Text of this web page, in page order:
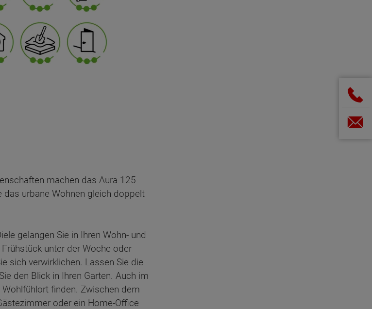
machen das Aura 125
urbane Wohnen gleich doppelt
gelangen Sie in Ihren Wohn- und
unter der Woche oder
sich verwirklichen. Lassen Sie die
den Blick in Ihren Garten. Auch im
finden. Zwischen dem
oder ein Home-Office